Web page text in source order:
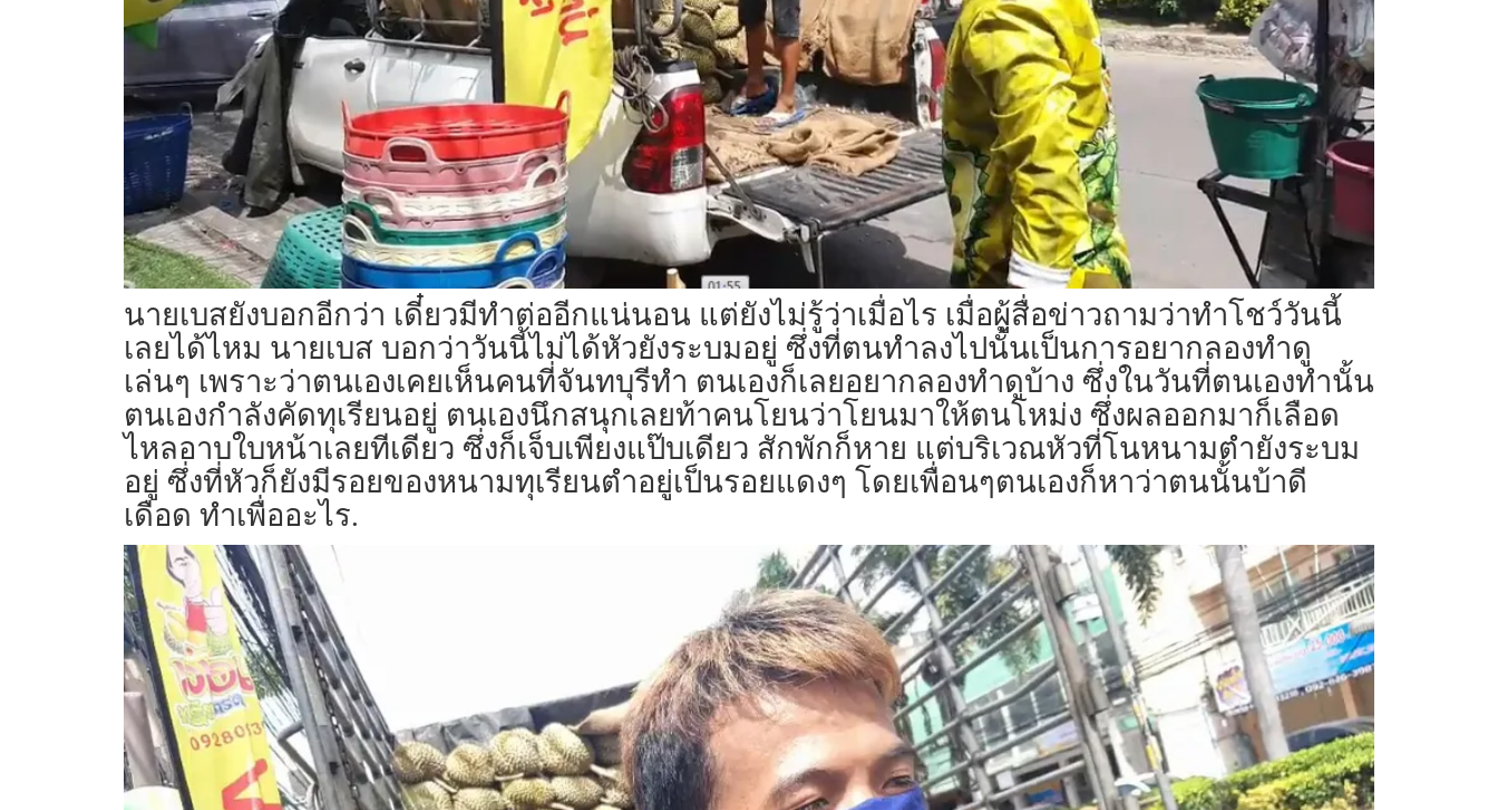
นายเบสยังบอกอีกว่า เดี๋ยวมีทำต่ออีกแน่นอน แต่ยังไม่รู้ว่าเมื่อไร เมื่อผู้สื่อข่าวถามว่าทำโชว์วันนี้
เลยได้ไหม นายเบส บอกว่าวันนี้ไม่ได้หัวยังระบมอยู่ ซึ่งที่ตนทำลงไปนั้นเป็นการอยากลองทำดู
เล่นๆ เพราะว่าตนเองเคยเห็นคนที่จันทบุรีทำ ตนเองก็เลยอยากลองทำดูบ้าง ซึ่งในวันที่ตนเองทำนั้น
ตนเองกำลังคัดทุเรียนอยู่ ตนเองนึกสนุกเลยท้าคนโยนว่าโยนมาให้ตนโหม่ง ซึ่งผลออกมาก็เลือด
ไหลอาบใบหน้าเลยทีเดียว ซึ่งก็เจ็บเพียงแป๊บเดียว สักพักก็หาย แต่บริเวณหัวที่โนหนามตำยังระบม
อยู่ ซึ่งที่หัวก็ยังมีรอยของหนามทุเรียนตำอยู่เป็นรอยแดงๆ โดยเพื่อนๆตนเองก็หาว่าตนนั้นบ้าดี
เดือด ทำเพื่ออะไร.